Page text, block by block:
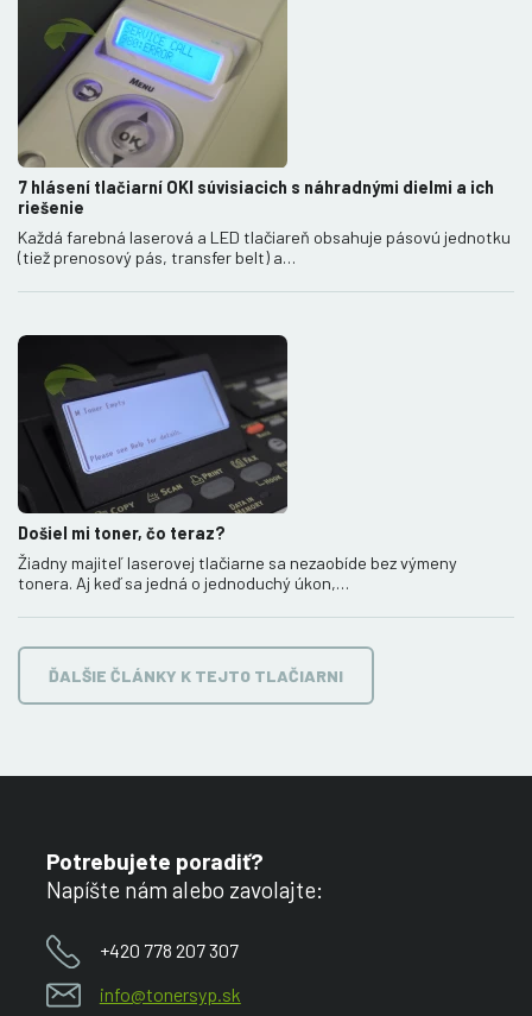
7 hlásení tlačiarní OKI súvisiacich s náhradnými dielmi a ich
riešenie
Každá farebná laserová a LED tlačiareň obsahuje pásovú jednotku
(tiež prenosový pás, transfer belt) a…
Došiel mi toner, čo teraz?
Žiadny majiteľ laserovej tlačiarne sa nezaobíde bez výmeny
tonera. Aj keď sa jedná o jednoduchý úkon,…
ĎALŠIE ČLÁNKY K TEJTO TLAČIARNI
Potrebujete poradiť?
Napíšte nám alebo zavolajte:
+420 778 207 307
info@tonersyp.sk